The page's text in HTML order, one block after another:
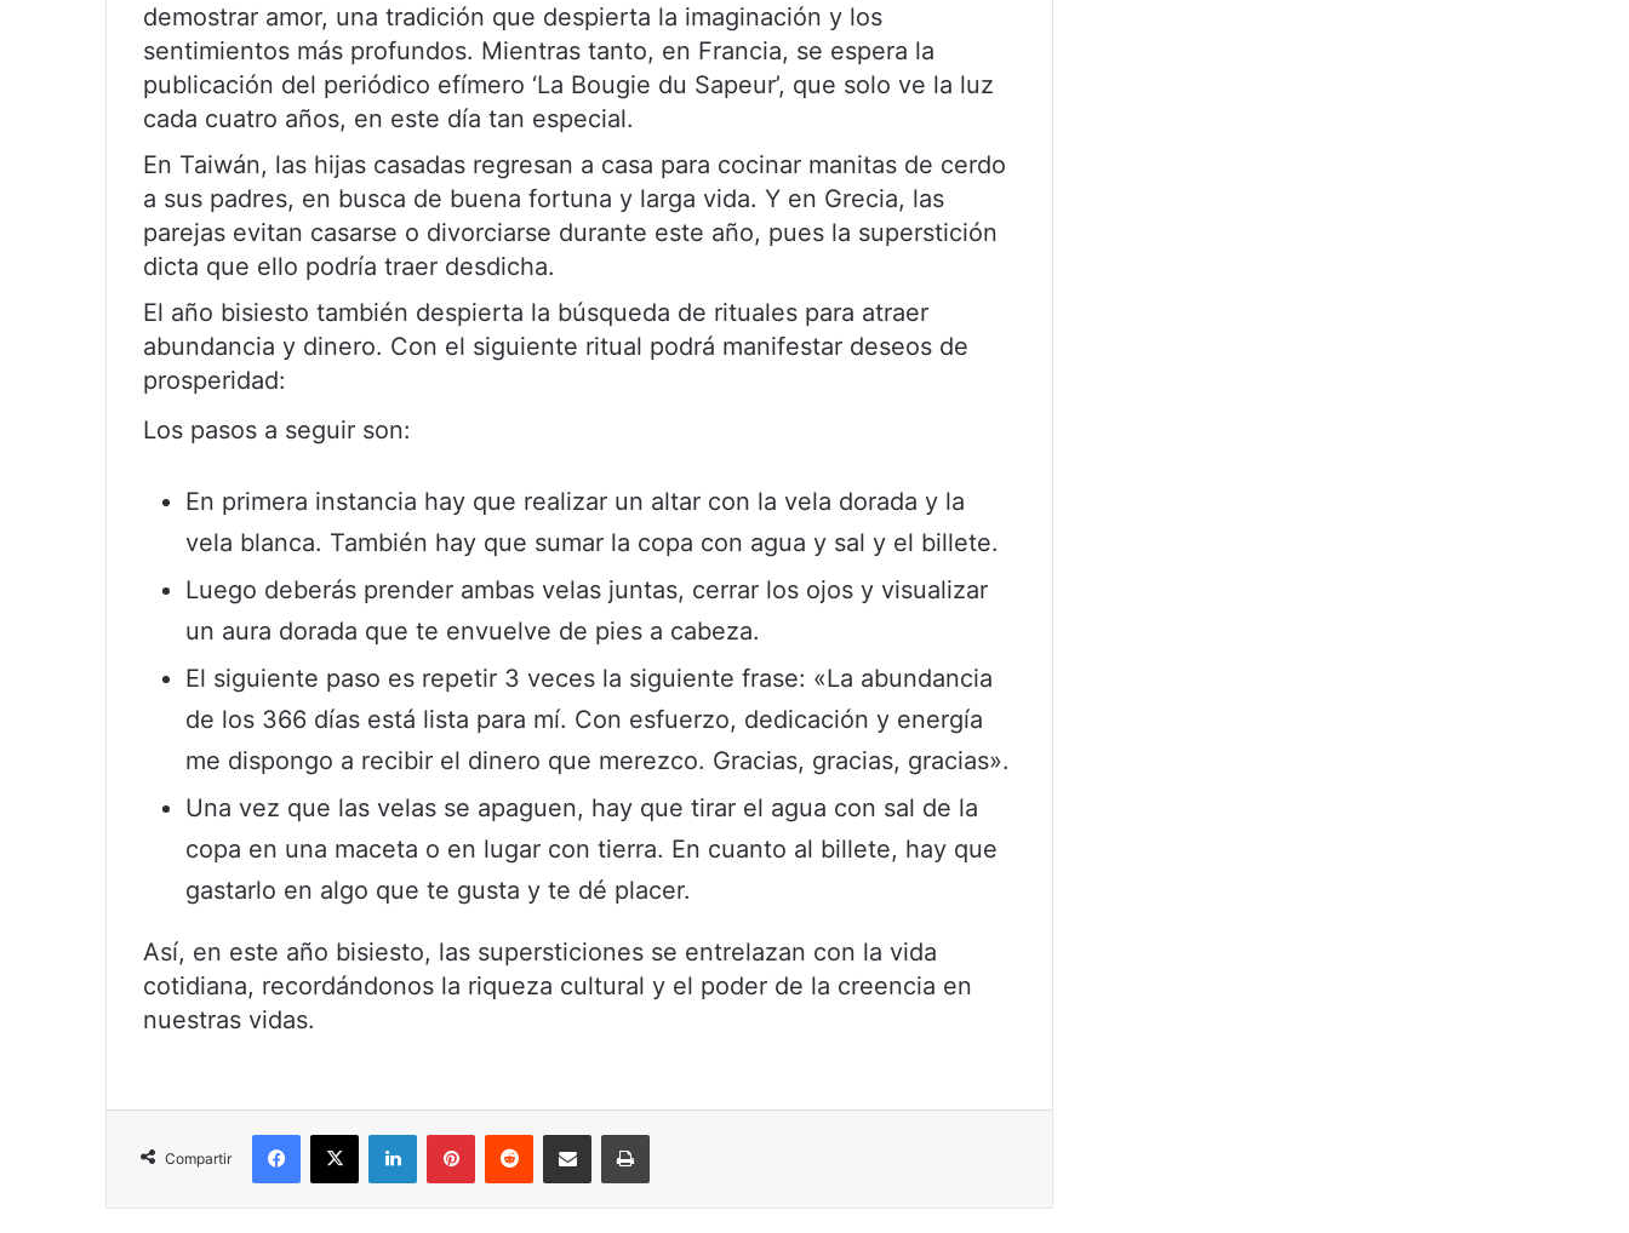
demostrar amor, una tradición que despierta la imaginación y los
sentimientos más profundos. Mientras tanto, en Francia, se espera la
publicación del periódico efímero ‘La Bougie du Sapeur’, que solo ve la luz
cada cuatro años, en este día tan especial.
En Taiwán, las hijas casadas regresan a casa para cocinar manitas de cerdo
a sus padres, en busca de buena fortuna y larga vida. Y en Grecia, las
parejas evitan casarse o divorciarse durante este año, pues la superstición
dicta que ello podría traer desdicha.
El año bisiesto también despierta la búsqueda de rituales para atraer
abundancia y dinero. Con el siguiente ritual podrá manifestar deseos de
prosperidad:
Los pasos a seguir son:
En primera instancia hay que realizar un altar con la vela dorada y la
vela blanca. También hay que sumar la copa con agua y sal y el billete.
Luego deberás prender ambas velas juntas, cerrar los ojos y visualizar
un aura dorada que te envuelve de pies a cabeza.
El siguiente paso es repetir 3 veces la siguiente frase: «La abundancia
de los 366 días está lista para mí. Con esfuerzo, dedicación y energía
me dispongo a recibir el dinero que merezco. Gracias, gracias, gracias».
Una vez que las velas se apaguen, hay que tirar el agua con sal de la
copa en una maceta o en lugar con tierra. En cuanto al billete, hay que
gastarlo en algo que te gusta y te dé placer.
Así, en este año bisiesto, las supersticiones se entrelazan con la vida
cotidiana, recordándonos la riqueza cultural y el poder de la creencia en
nuestras vidas.
Compartir
Facebook
X LinkedInPinterestReddit Compartir por correo electrónicoImprimir